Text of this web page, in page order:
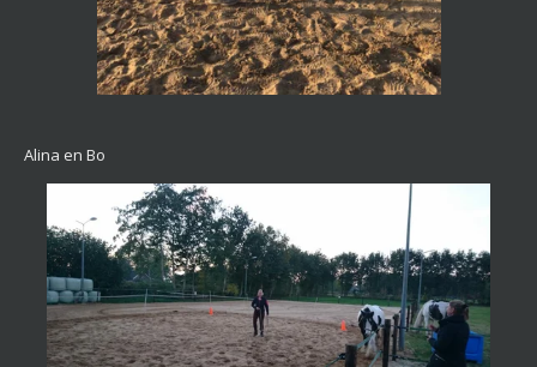
Alina en Bo